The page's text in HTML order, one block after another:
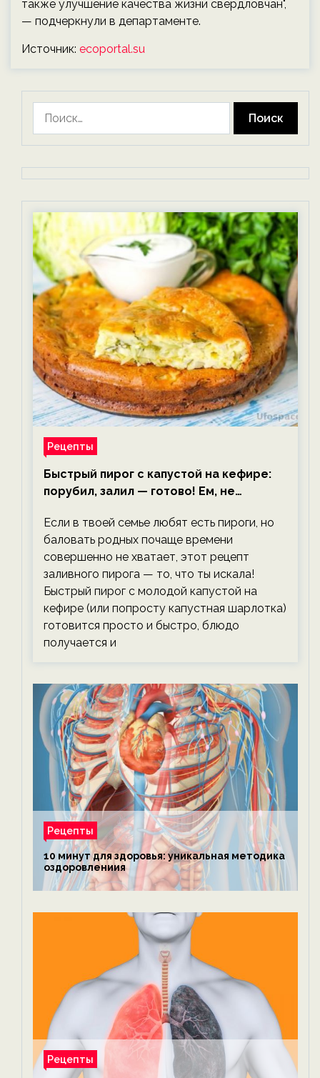
также улучшение качества жизни свердловчан",
— подчеркнули в департаменте.
Источник: ecoportal.su
Рецепты
Быстрый пирог с капустой на кефире:
порубил, залил — готово! Ем, не
Если в твоей семье любят есть пироги, но
баловать родных почаще времени
совершенно не хватает, этот рецепт
заливного пирога — то, что ты искала!
Быстрый пирог с молодой капустой на
кефире (или попросту капустная шарлотка)
готовится просто и быстро, блюдо
получается и
Рецепты
10 минут для здоровья: уникальная методика
оздоровлениия
Рецепты